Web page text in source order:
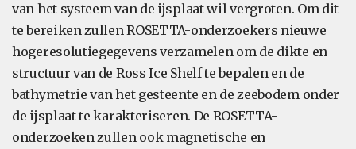
van het systeem van de ijsplaat wil vergroten. Om dit
te bereiken zullen ROSETTA-onderzoekers nieuwe
hogeresolutiegegevens verzamelen om de dikte en
structuur van de Ross Ice Shelf te bepalen en de
bathymetrie van het gesteente en de zeebodem onder
de ijsplaat te karakteriseren. De ROSETTA-
onderzoeken zullen ook magnetische en